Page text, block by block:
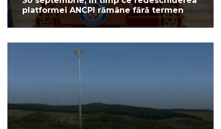
platformei ANCPI rămâne fără termen